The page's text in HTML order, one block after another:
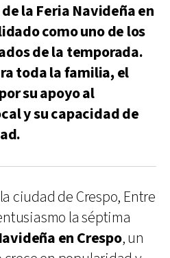
la Feria Navideña en
como uno de los
de la temporada.
toda la familia, el
su apoyo al
y su capacidad de
ciudad de Crespo, Entre
la séptima
en Crespo, un